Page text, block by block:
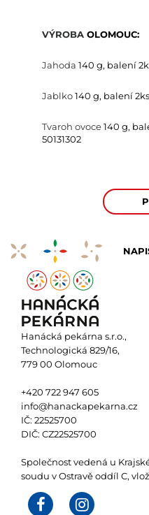
VÝROBA OLOMOUC:
Jahoda 140 g, balení
Jablko140 g, balení
Tvaroh ovoce140 g,
50131302
Hanácká pekárna s.r.o.,
Technologická 829/16,
779 00 Olomouc
+420 722 947 605
info@hanackapekarna.cz
IČ: 22525700
DIČ: CZ22525700
Společnost vedená u
soudu v Ostravě oddíl C,